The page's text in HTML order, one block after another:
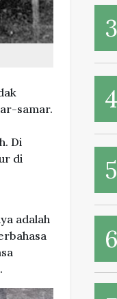
samar.
Di
di
adalah